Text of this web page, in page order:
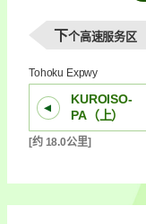
下个高速服务区
Tohoku Expwy
KUROISO-
PA（上）
[约 18.0公里]